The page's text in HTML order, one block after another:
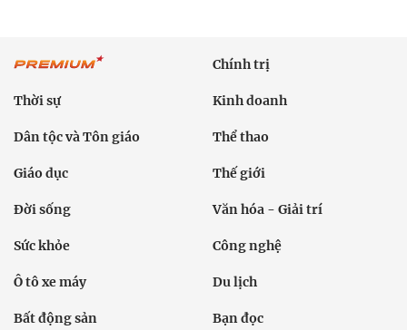
Chính trị
Thời sự Kinh doanh
Dân tộc và Tôn giáo Thể thao
Giáo dục Thế giới
Đời sống Văn hóa - Giải trí
Sức khỏe Công nghệ
Ô tô xe máy Du lịch
Bất động sản Bạn đọc